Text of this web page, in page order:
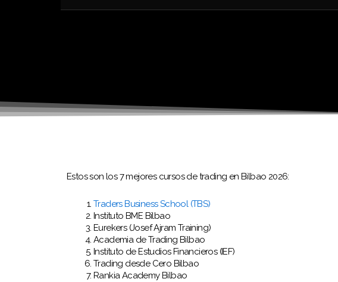
Estos son los 7 mejores cursos de trading en Bilbao 2026:
Traders Business School (TBS)
Instituto BME Bilbao
Eurekers (Josef Ajram Training)
Academia de Trading Bilbao
Instituto de Estudios Financieros (IEF)
Trading desde Cero Bilbao
Rankia Academy Bilbao